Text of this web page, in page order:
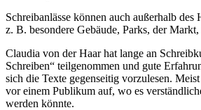
Schreibanlässe können auch außerhalb des
z. B. besondere Gebäude, Parks, der
Claudia von der Haar hat lange an
Schreiben“ teilgenommen und gute
sich die Texte gegenseitig vorzulesen.
vor einem Publikum auf, wo es
werden könnte.